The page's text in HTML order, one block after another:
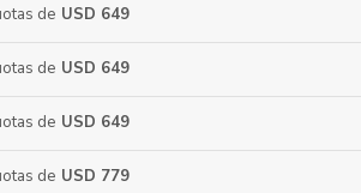
de USD 649
de USD 649
de USD 649
de USD 779